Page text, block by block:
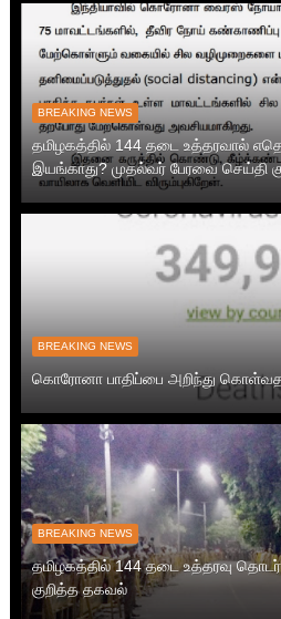
BREAKING NEWS
தமிழகத்தில் 144 தடை உத்தரவால்
இயங்காது? முதல்வர் பேரவை செய்தி
BREAKING NEWS
கொரோனா பாதிப்பை அறிந்து
BREAKING NEWS
தமிழகத்தில் 144 தடை உத்தரவு
குறித்த தகவல்